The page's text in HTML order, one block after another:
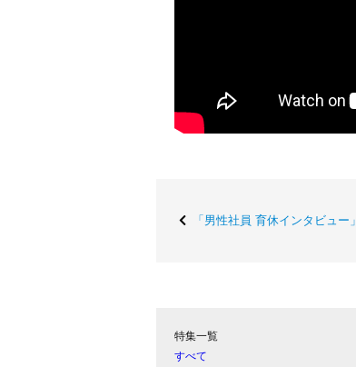
「男性社員 育休インタビュー」
特集一覧
すべて